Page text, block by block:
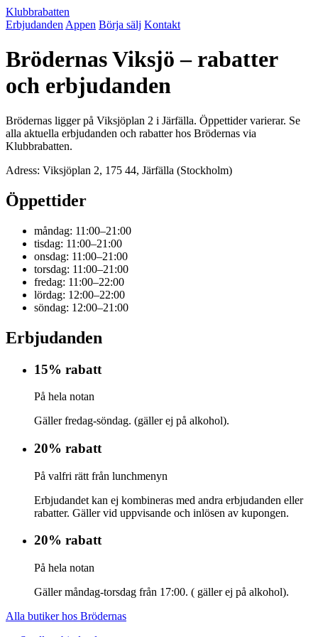
Klubbrabatten
Erbjudanden Appen Börja sälj Kontakt
Brödernas Viksjö – rabatter
och erbjudanden
Brödernas ligger på Viksjöplan 2 i Järfälla. Öppettider varierar. Se
alla aktuella erbjudanden och rabatter hos Brödernas via
Klubbrabatten.
Adress: Viksjöplan 2, 175 44, Järfälla (Stockholm)
Öppettider
måndag: 11:00–21:00
tisdag: 11:00–21:00
onsdag: 11:00–21:00
torsdag: 11:00–21:00
fredag: 11:00–22:00
lördag: 12:00–22:00
söndag: 12:00–21:00
Erbjudanden
15% rabatt
På hela notan
Gäller fredag-söndag. (gäller ej på alkohol).
20% rabatt
På valfri rätt från lunchmenyn
Erbjudandet kan ej kombineras med andra erbjudanden eller
rabatter. Gäller vid uppvisande och inlösen av kupongen.
20% rabatt
På hela notan
Gäller måndag-torsdag från 17:00. ( gäller ej på alkohol).
Alla butiker hos Brödernas